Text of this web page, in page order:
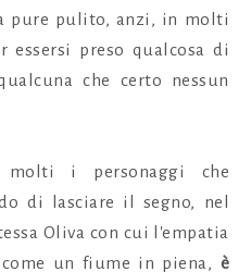
pure pulito, anzi, in molti
essersi preso qualcosa di
che certo nessun
i personaggi che
di lasciare il segno, nel
Oliva con cui l'empatia
un fiume in piena, è